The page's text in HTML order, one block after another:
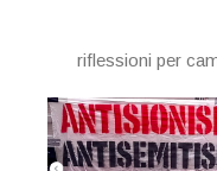
contenutoriflessioni per